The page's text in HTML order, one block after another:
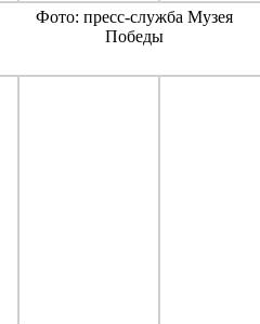
Фото: пресс-служба Музея
Победы